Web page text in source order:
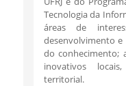
Tecnologia da
áreas de
desenvolvimento e
do conhecimento;
inovativos
territorial.